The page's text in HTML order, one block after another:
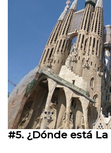
#5. ¿Dónde está